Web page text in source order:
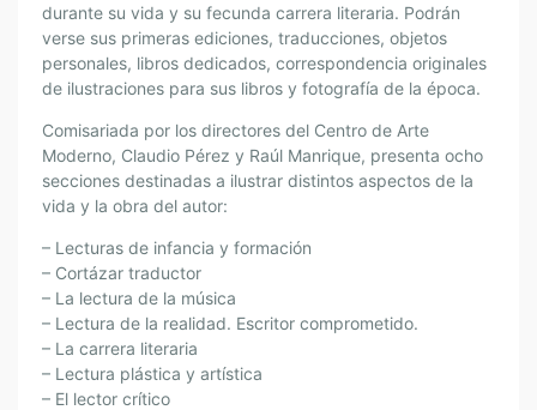
durante su vida y su fecunda carrera literaria. Podrán
verse sus primeras ediciones, traducciones, objetos
personales, libros dedicados, correspondencia originales
de ilustraciones para sus libros y fotografía de la época.
Comisariada por los directores del Centro de Arte
Moderno, Claudio Pérez y Raúl Manrique, presenta ocho
secciones destinadas a ilustrar distintos aspectos de la
vida y la obra del autor:
– Lecturas de infancia y formación
– Cortázar traductor
– La lectura de la música
– Lectura de la realidad. Escritor comprometido.
– La carrera literaria
– Lectura plástica y artística
– El lector crítico